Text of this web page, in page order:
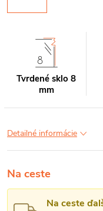
Tvrdené sklo 8
mm
Detailné informácie
Na ceste
Na ceste